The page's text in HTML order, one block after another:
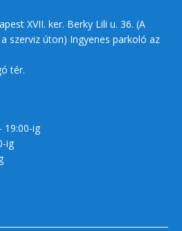
XVII. ker. Berky Lili u. 36. (A
szerviz úton) Ingyenes parkoló az
tér.
19:00-ig
ig